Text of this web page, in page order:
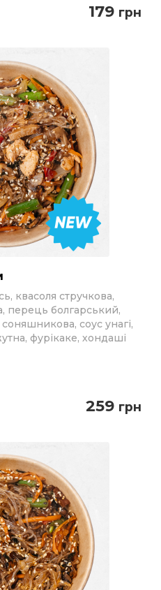
179 грн
квасоля стручкова,
перець болгарський,
соус унагі,
фурікаке, хондаші
259 грн